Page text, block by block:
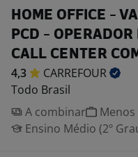
HOME OFFICE -
PCD -
CALL CENTER
4,3
CARREFOUR
Todo Brasil
A combinar
Ensino Médio (2º